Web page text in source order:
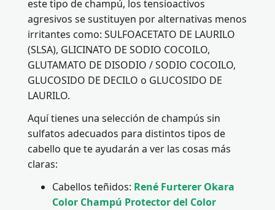
este tipo de champú, los tensioactivos
agresivos se sustituyen por alternativas menos
irritantes como: SULFOACETATO DE LAURILO
(SLSA), GLICINATO DE SODIO COCOILO,
GLUTAMATO DE DISODIO / SODIO COCOILO,
GLUCOSIDO DE DECILO o GLUCOSIDO DE
LAURILO.
Aquí tienes una selección de champús sin
sulfatos adecuados para distintos tipos de
cabello que te ayudarán a ver las cosas más
claras:
Cabellos teñidos: René Furterer Okara
Color Champú Protector del Color